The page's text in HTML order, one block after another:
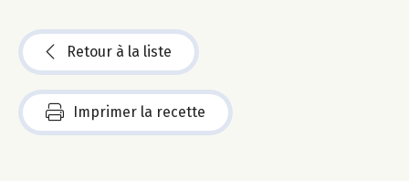
Retour à la liste
Imprimer la recette